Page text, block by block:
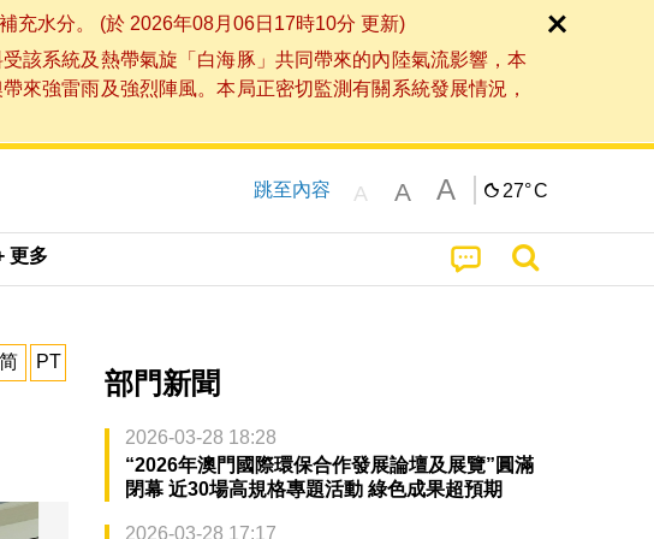
充水分。 (於 2026年08月06日17時10分 更新)
該系統及熱帶氣旋「白海豚」共同帶來的內陸氣流影響，本
來強雷雨及強烈陣風。本局正密切監測有關系統發展情況，
跳至內容 A A A 27°C
更多
简 PT
部門新聞
2026-03-28 18:28
“2026年澳門國際環保合作發展論壇及展覽”圓滿
閉幕 近30場高規格專題活動 綠色成果超預期
2026-03-28 17:17